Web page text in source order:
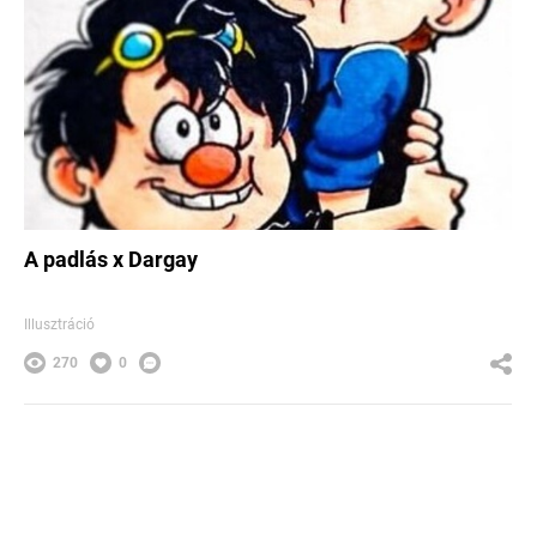
A padlás x Dargay
Illusztráció
270 0